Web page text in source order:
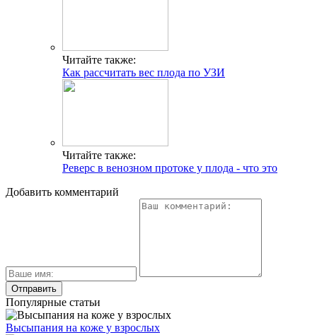
Читайте также:
Как рассчитать вес плода по УЗИ
Читайте также:
Реверс в венозном протоке у плода - что это
Добавить комментарий
Популярные статьи
Высыпания на коже у взрослых